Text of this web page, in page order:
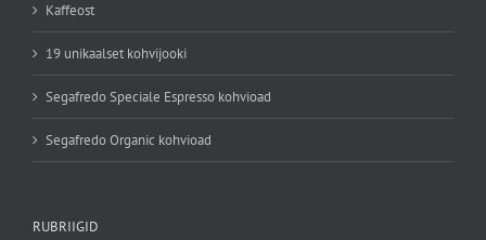
Kaffeost
19 unikaalset kohvijooki
Segafredo Speciale Espresso kohvioad
Segafredo Organic kohvioad
RUBRIIGID